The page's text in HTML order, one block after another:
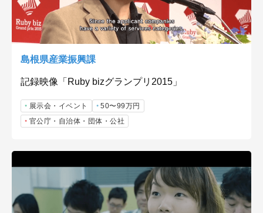
島根県産業振興課
記録映像「Ruby bizグランプリ2015」
展示会・イベント
50〜99万円
官公庁・自治体・団体・公社